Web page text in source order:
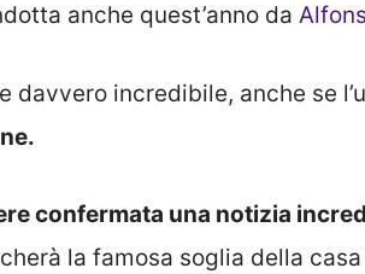
anche quest’anno da
davvero incredibile, anche se
confermata una notizia
la famosa soglia della